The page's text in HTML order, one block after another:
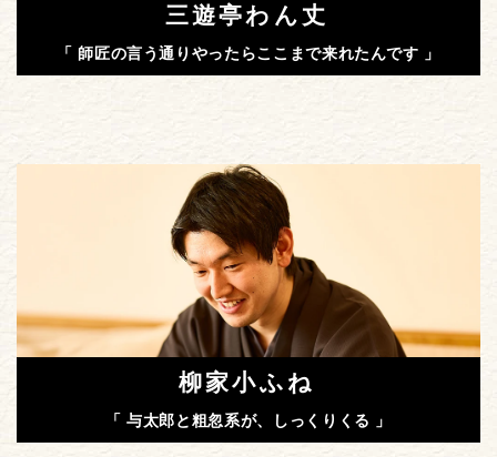
三遊亭わん丈
「 師匠の言う通りやったらここまで来れたんです 」
柳家小ふね
「 与太郎と粗忽系が、しっくりくる 」